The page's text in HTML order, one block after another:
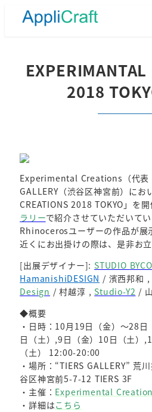
2018
Experimental Creations（代表
GALLERY（渋谷区神宮前）にお
CREATIONS 2018 TOKYO」を
ラリーで紹介させていただいてい
Rhinocerosユーザーの作品が展
近くにお出掛けの際は、是非お立
[出展デザイナー]: STUDIO
HamanishiDESIGN / 濱西邦和
Design / 村越淳 , Studio-Y2 /
◆概要
・日時：10月19日（金）～28
日（土）,9日（金）10日（土）
（土） 12:00-20:00
・場所：“TIERS GALLERY” 荒
谷区神宮前5-7-12 TIERS 3F
・主催： Experimental
・詳細はこちら